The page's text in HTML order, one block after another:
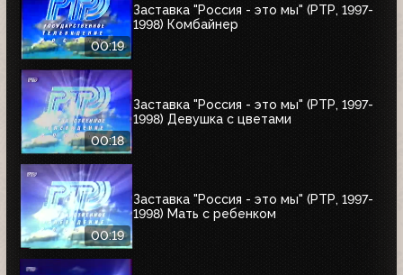
00:19
Заставка "Россия - это мы" (РТР, 1997-
1998) Комбайнер
00:18
Заставка "Россия - это мы" (РТР, 1997-
1998) Девушка с цветами
00:19
Заставка "Россия - это мы" (РТР, 1997-
1998) Мать с ребенком